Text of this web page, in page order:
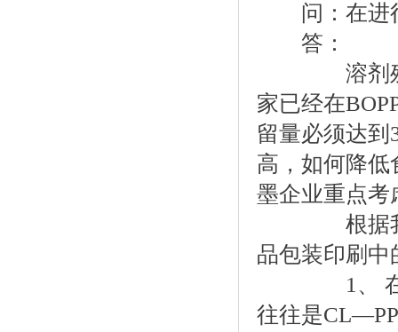
问：在进
答：
溶剂残留
家已经在
留量必须达
高，如何降低
墨企业重点考
根据我们
品包装印刷中
1、 在
往往是